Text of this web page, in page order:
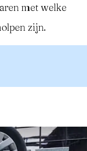
met welke
zijn.